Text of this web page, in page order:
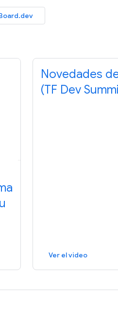
Novedades
(TF Dev
Ver el video